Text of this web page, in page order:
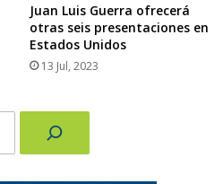
Juan Luis Guerra ofrecerá
otras seis presentaciones en
Estados Unidos
13 Jul, 2023